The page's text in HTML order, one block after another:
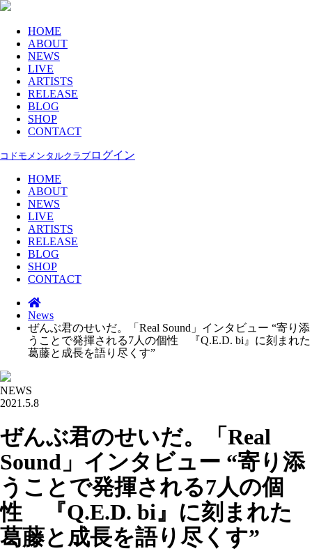
HOME
ABOUT
NEWS
LIVE
ARTISTS
RELEASE
BLOG
SHOP
CONTACT
コドモメンタルクラブ ログイン
HOME
ABOUT
NEWS
LIVE
ARTISTS
RELEASE
BLOG
SHOP
CONTACT
News
ぜんぶ君のせいだ。「Real Sound」インタビュー “寄り添
うことで発揮される7人の個性 『Q.E.D. bi』に刻まれた
葛藤と成長を語り尽くす”
NEWS
2021.5.8
ぜんぶ君のせいだ。「Real
Sound」インタビュー “寄り添
うことで発揮される7人の個
性 『Q.E.D. bi』に刻まれた
葛藤と成長を語り尽くす”